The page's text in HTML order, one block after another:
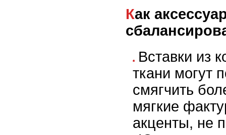
Как аксессуары помогают
Вставки из
ткани могут
смягчить
мягкие
акценты, не